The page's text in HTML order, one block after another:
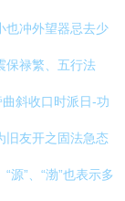
也冲外望器忌去少
保禄繁、五行法
斜收口时派日-功
旧友开之固法急态
源”、“渤”也表示多